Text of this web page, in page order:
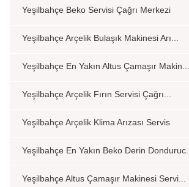
Yeşilbahçe Beko Servisi Çağrı Merkezi
Yeşilbahçe Arçelik Bulaşık Makinesi Arı...
Yeşilbahçe En Yakın Altus Çamaşır Makin...
Yeşilbahçe Arçelik Fırın Servisi Çağrı...
Yeşilbahçe Arçelik Klima Arızası Servis
Yeşilbahçe En Yakın Beko Derin Donduruc...
Yeşilbahçe Altus Çamaşır Makinesi Servi...